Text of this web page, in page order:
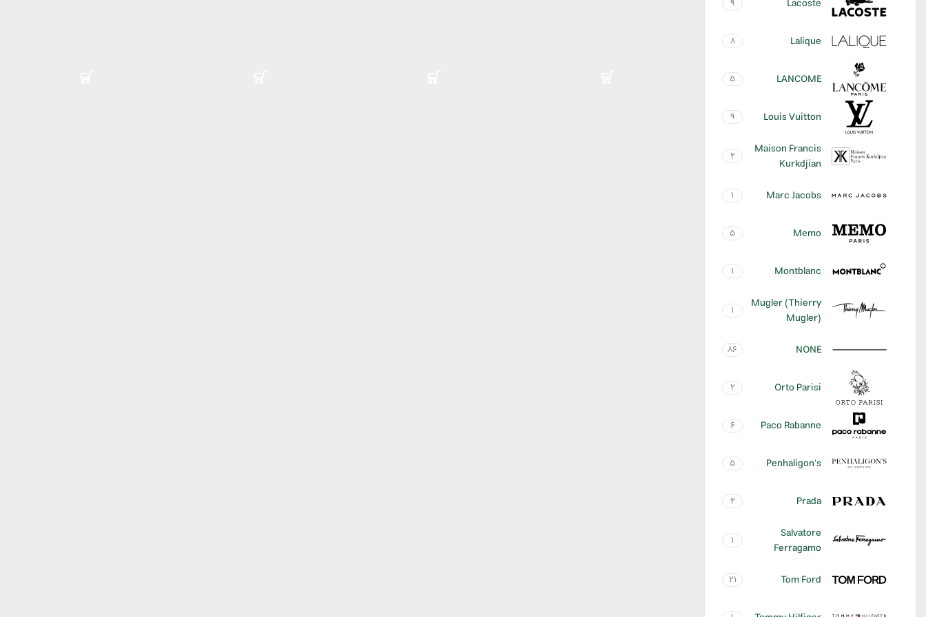
Lacoste
9
Lalique
8
LANCOME
5
Louis Vuitton
9
Maison Francis
Kurkdjian
2
Marc Jacobs
1
Memo
5
Montblanc
1
Mugler (Thierry
Mugler)
1
NONE
86
Orto Parisi
2
Paco Rabanne
6
Penhaligon's
5
Prada
2
Salvatore
Ferragamo
1
Tom Ford
21